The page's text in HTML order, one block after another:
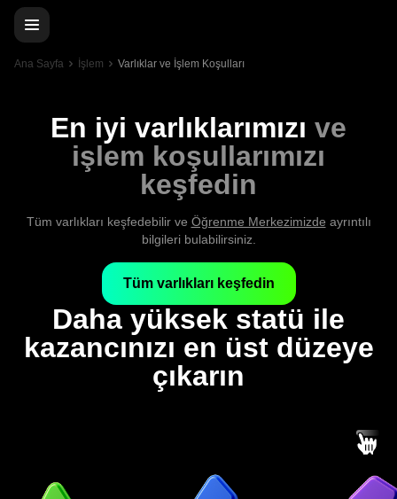
Ana Sayfa İşlem Varlıklar ve İşlem Koşulları
En iyi varlıklarımızı ve
işlem koşullarımızı
keşfedin
Tüm varlıkları keşfedebilir ve Öğrenme Merkezimizde ayrıntılı
bilgileri bulabilirsiniz.
Tüm varlıkları keşfedin
Daha yüksek statü ile
kazancınızı en üst düzeye
çıkarın